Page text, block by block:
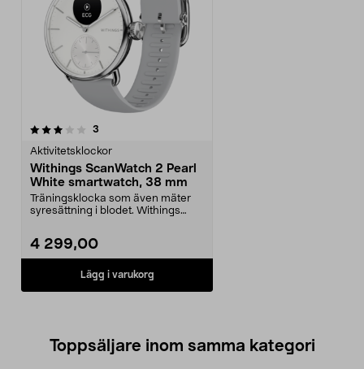
3
Aktivitetsklockor
Withings ScanWatch 2 Pearl
White smartwatch, 38 mm
Träningsklocka som även mäter
syresättning i blodet. Withings
4 299,00
Lägg i varukorg
Toppsäljare inom samma kategori